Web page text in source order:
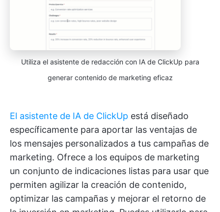
Utiliza el asistente de redacción con IA de ClickUp para
generar contenido de marketing eficaz
El asistente de IA de ClickUp está diseñado
específicamente para aportar las ventajas de
los mensajes personalizados a tus campañas de
marketing. Ofrece a los equipos de marketing
un conjunto de indicaciones listas para usar que
permiten agilizar la creación de contenido,
optimizar las campañas y mejorar el retorno de